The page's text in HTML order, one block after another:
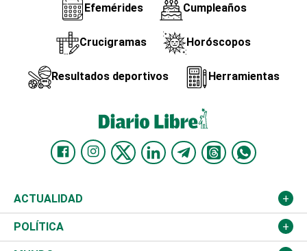
Efemérides Cumpleaños
Crucigramas Horóscopos
Resultados deportivos Herramientas
ACTUALIDAD
Nacional
POLÍTICA